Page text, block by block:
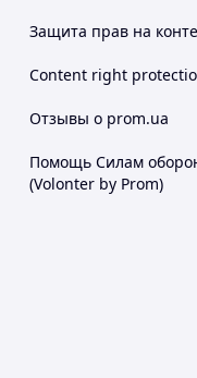
Защита прав на
Content right
Отзывы о prom.ua
Помощь Силам
(Volonter by Prom)